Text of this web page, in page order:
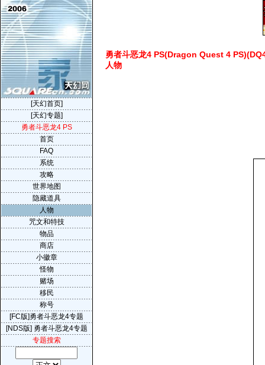
勇者斗恶龙4 PS(Dragon Quest 4
人物
[天幻首页]
[天幻专题]
勇者斗恶龙4 PS
首页
FAQ
系统
攻略
世界地图
隐藏道具
人物
咒文和特技
物品
商店
小徽章
怪物
赌场
移民
称号
[FC版]勇者斗恶龙4专题
[NDS版] 勇者斗恶龙4专题
专题搜索